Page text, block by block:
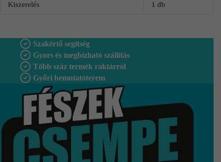
Kiszerelés 1 db
Szakértő segítség
Gyors és megbízható szállítás
Több száz termék raktárról
Győri bemutatóterem